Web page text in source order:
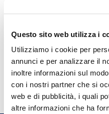
Questo sito web utilizza i
Utilizziamo i cookie per
annunci e per analizzare il
inoltre informazioni sul
con i nostri partner che si
web e di pubblicità, i quali
altre informazioni che ha
Hai bisogno
Trova l'Agenzia più